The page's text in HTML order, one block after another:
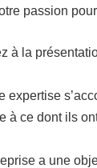
passion
la
à ce dont ils
a une